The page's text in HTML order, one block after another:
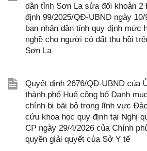
dân tỉnh Sơn La sửa đổi khoản 2
định 99/2025/QĐ-UBND ngày
ban nhân dân tỉnh quy định mức
nghề cho người có đất thu hồi
Sơn La
Quyết định 2676/QĐ-UBND của
thành phố Huế công bố Danh
chính bị bãi bỏ trong lĩnh vực
cứu khoa học quy định tại Nghị
CP ngày 29/4/2026 của Chính
quyền giải quyết của Sở Y tế